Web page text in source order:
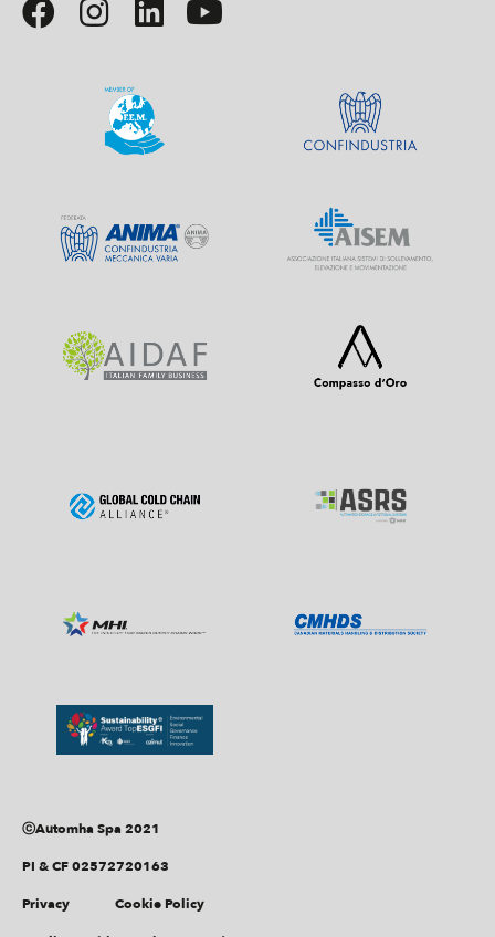
ⓒAutomha Spa 2021
PI & CF 02572720163
Privacy Cookie Policy